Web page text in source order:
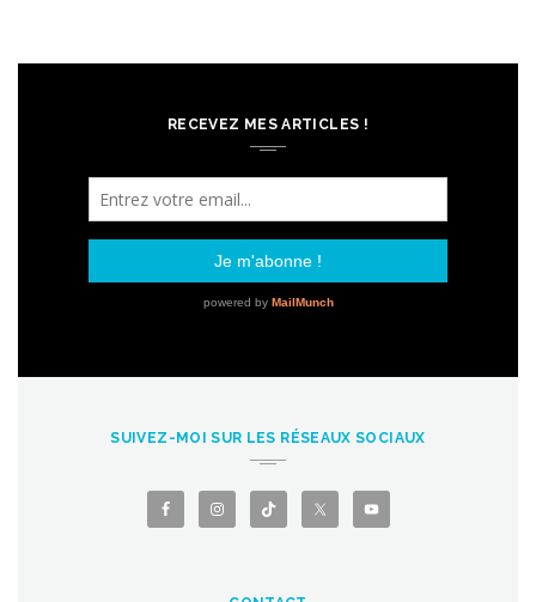
RECEVEZ MES ARTICLES !
SUIVEZ-MOI SUR LES RÉSEAUX SOCIAUX